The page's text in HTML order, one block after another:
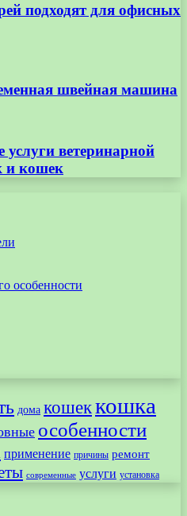
подходят для офисных
швейная машина
ветеринарной
и кошек
дома кошеккошка
особенности
применение причины ремонт
современные услуги установка